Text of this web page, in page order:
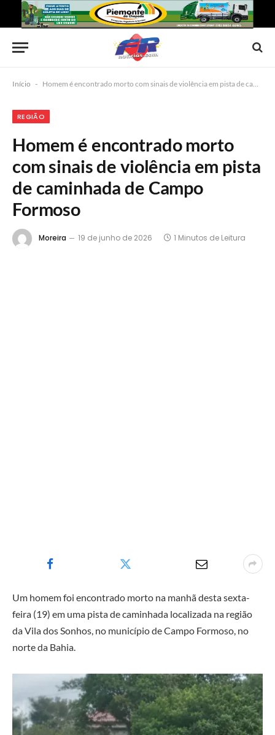
Início - Homem é encontrado morto com sinais de violência em pista de caminhada de Campo Formoso
REGIÃO
Homem é encontrado morto
com sinais de violência em pista
de caminhada de Campo
Formoso
Moreira 19 de junho de 2026 1 Minutos de Leitura
Um homem foi encontrado morto na manhã desta sexta-
feira (19) em uma pista de caminhada localizada na região
da Vila dos Sonhos, no município de Campo Formoso, no
norte da Bahia.